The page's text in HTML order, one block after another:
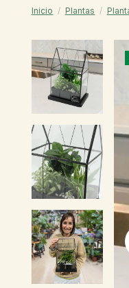
Inicio Plantas